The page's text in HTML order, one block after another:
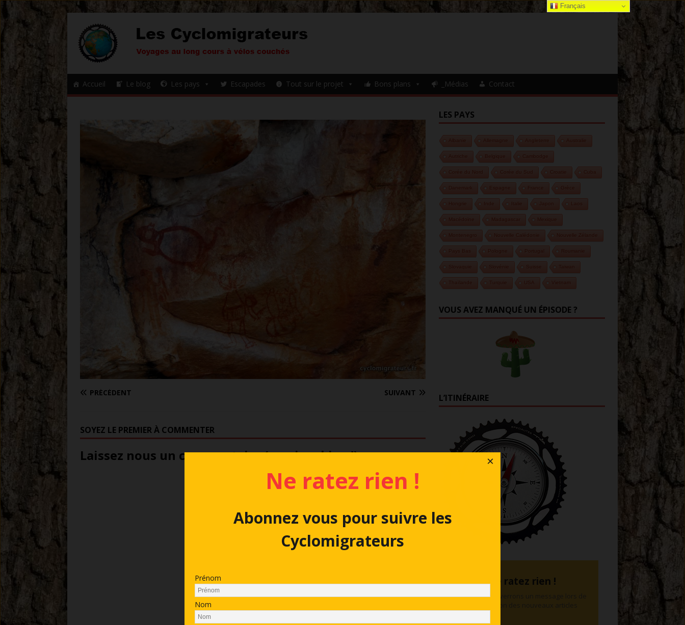
Accueil Le blog Les pays Escapades Tout sur le projet Bons plans _Médias Contact
PRÉCÉDENT SUIVANT
SOYEZ LE PREMIER À COMMENTER
Laissez nous un commentaire (on aime bien !)
LES PAYS
Albanie Allemagne Angleterre Australie
Autriche Belgique
Corée du Nord Corée du Sud
Danemark Espagne France Grèce
Hongrie
Macédoine Madagascar Mexique
Montenegro Nouvelle Calédonie Nouvelle Zélande
Pays Bas Pologne Portugal Roumanie
Slovaquie Slovénie Suisse Taiwan
Thaïlande USA Vietnam
VOUS AVEZ MANQUÉ UN ÉPISODE ?
L’ITINÉRAIRE
Ne ratez rien !
Nous vous enverrons un message lors de
Ne ratez rien !
Abonnez vous pour suivre les
Cyclomigrateurs
Prénom
Nom
×
Français